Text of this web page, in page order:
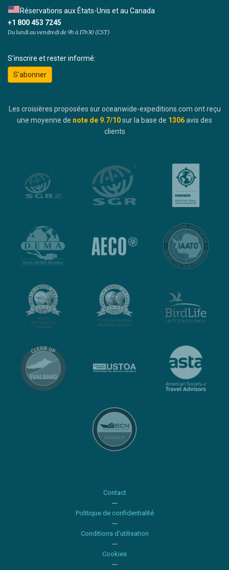
Réservations aux États-Unis et au Canada
+1 800 453 7245
Du lundi au vendredi de 9h à 17h30 (CST)
S'inscrire et rester informé:
S'abonner
Les croisières proposées sur oceanwide-expeditions.com ont reçu
une moyenne de note de 9.7/10sur la base de 1306avis des
clients
Contact
Politique de confidentialité
Conditions d'utilisation
Cookies